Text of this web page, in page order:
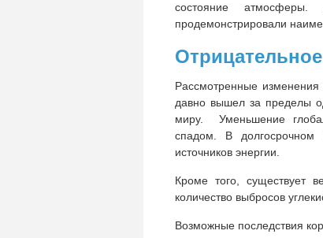
состояние
продемонстрировали
Рассмотренные
давно вышел за пределы
миру. Уменьшение
спадом. В долгосрочном
источников энергии.
Кроме того, существует
количество выбросов
Возможные последствия